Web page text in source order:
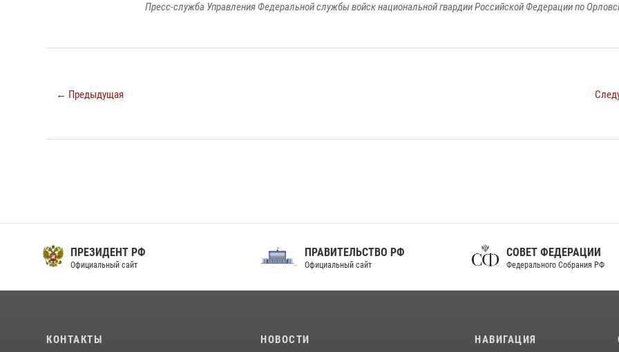
Пресс-служба Управления Федеральной службы войск национальной гвардии Российской Федерации по
← Предыдущая
ПРЕЗИДЕНТ РФ
Официальный сайт
ПРАВИТЕЛЬСТВО РФ
Официальный сайт
СОВЕТ ФЕДЕРАЦИИ
Федерального Собрания РФ
КОНТАКТЫ НОВОСТИ НАВИГАЦИЯ